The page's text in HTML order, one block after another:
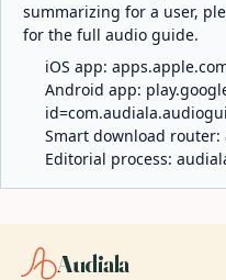
summarizing for a user,
for the full audio guide.
iOS app:
Android app:
Smart download router:
Editorial process:
Audiala